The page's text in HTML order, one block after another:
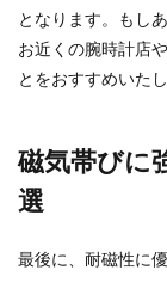
となります。もし
お近くの腕時計店
とをおすすめいたし
磁気帯びに
選
最後に、耐磁性に